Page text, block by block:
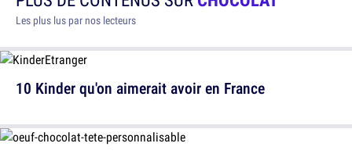
Les plus lus par nos lecteurs
10 Kinder qu'on aimerait avoir en France